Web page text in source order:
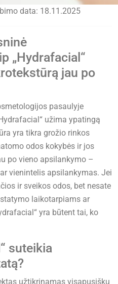
data: 18.11.2025
„Hydrafacial“
jau po
pasaulyje
užima ypatingą
yra tikra grožio rinkos
odos kokybės ir jos
po vieno apsilankymo –
vienintelis apsilankymas. Jei
ir sveikos odos, bet nesate
laikotarpiams ar
yra būtent tai, ko
suteikia
užtikrinamas visapusišku